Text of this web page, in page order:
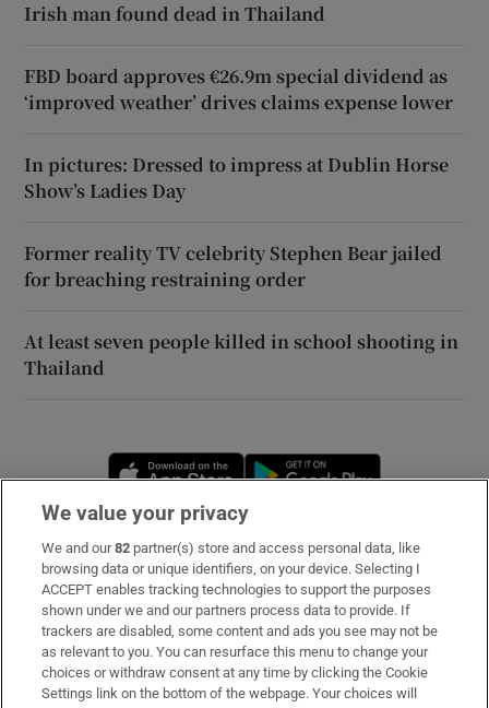
Irish man found dead in Thailand
FBD board approves €26.9m special dividend as
‘improved weather’ drives claims expense lower
In pictures: Dressed to impress at Dublin Horse
Show’s Ladies Day
Former reality TV celebrity Stephen Bear jailed
for breaching restraining order
At least seven people killed in school shooting in
Thailand
Opens in new window
Subscribe
Support
About Us
Irish Times Products & Services
We value your privacy
We and our82 partner(s) store and access personal data, like
browsing data or unique identifiers, on your device. Selecting I
ACCEPT enables tracking technologies to support the purposes
shown under we and our partners process data to provide. If
trackers are disabled, some content and ads you see may not be
as relevant to you. You can resurface this menu to change your
choices or withdraw consent at any time by clicking the Cookie
Settings link on the bottom of the webpage. Your choices will